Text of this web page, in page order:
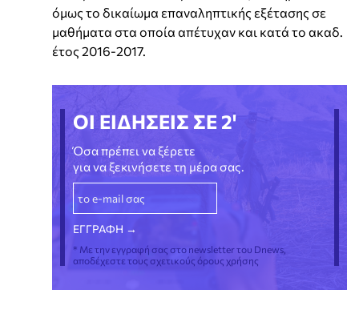
όμως το δικαίωμα επαναληπτικής εξέτασης σε
μαθήματα στα οποία απέτυχαν και κατά το ακαδ.
έτος 2016-2017.
ΟΙ ΕΙΔΗΣΕΙΣ ΣΕ 2'
Όσα πρέπει να ξέρετε
για να ξεκινήσετε τη μέρα σας.
* Με την εγγραφή σας στο newsletter του Dnews,
αποδέχεστε τους σχετικούς όρους χρήσης